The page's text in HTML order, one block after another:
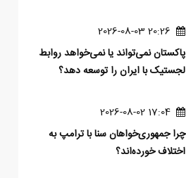
20:26 2026-08-03
پاکستان نمی‌تواند یا نمی‌خواهد روابط
لجستیک با ایران را توسعه دهد؟
17:04 2026-08-02
چرا جمهوری‌خواهان سنا با ترامپ به
اختلاف خورده‌اند؟